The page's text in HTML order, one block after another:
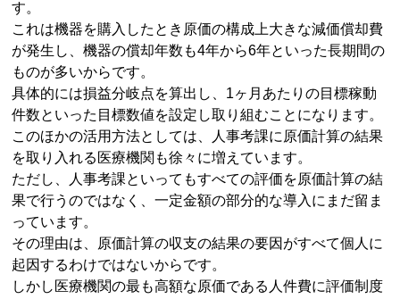
す。
これは機器を購入したとき原価の構成上大きな減価償却費
が発生し、機器の償却年数も4年から6年といった長期間の
ものが多いからです。
具体的には損益分岐点を算出し、1ヶ月あたりの目標稼動
件数といった目標数値を設定し取り組むことになります。
このほかの活用方法としては、人事考課に原価計算の結果
を取り入れる医療機関も徐々に増えています。
ただし、人事考課といってもすべての評価を原価計算の結
果で行うのではなく、一定金額の部分的な導入にまだ留ま
っています。
その理由は、原価計算の収支の結果の要因がすべて個人に
起因するわけではないからです。
しかし医療機関の最も高額な原価である人件費に評価制度